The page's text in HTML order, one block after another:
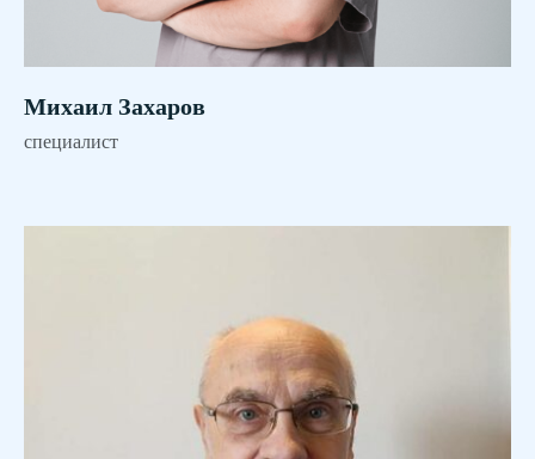
Михаил Захаров
специалист